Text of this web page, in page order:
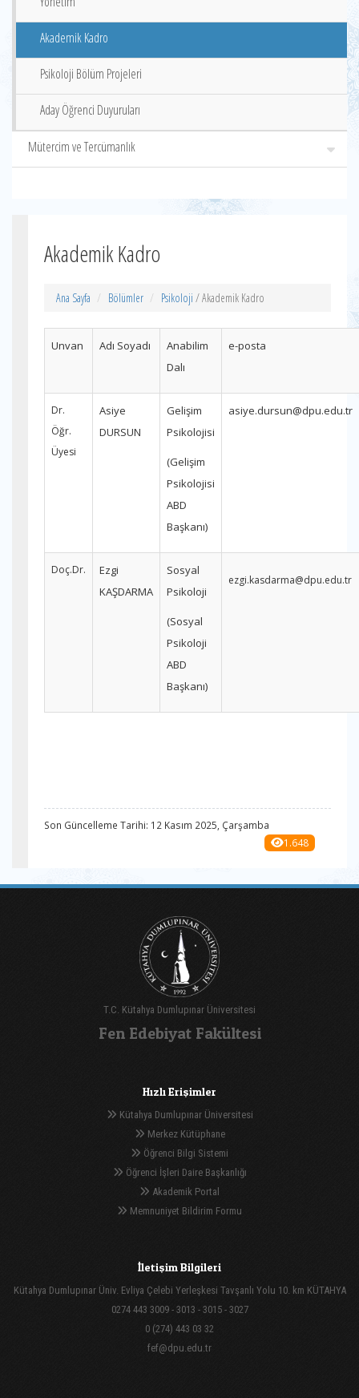
Akademik Kadro
Psikoloji Bölüm Projeleri
Aday Öğrenci Duyuruları
Mütercim ve Tercümanlık
Akademik Kadro
Ana Sayfa Bölümler Psikoloji / Akademik Kadro
Unvan Adı Soyadı
Anabilim
Dalı
e-posta
Dr.
Öğr.
Üyesi
Asiye
DURSUN
Gelişim
Psikolojisi
(Gelişim
Psikolojisi
ABD
Başkanı)
asiye.dursun@dpu.edu.tr
Doç.Dr.
Ezgi
KAŞDARMA
Sosyal
Psikoloji
(Sosyal
Psikoloji
ABD
Başkanı)
ezgi.kasdarma@dpu.edu.tr
Son Güncelleme Tarihi: 12 Kasım 2025, Çarşamba
1.648
T.C. Kütahya Dumlupınar Üniversitesi
Fen Edebiyat Fakültesi
Hızlı Erişimler
Kütahya Dumlupınar Üniversitesi
Merkez Kütüphane
Öğrenci Bilgi Sistemi
Öğrenci İşleri Daire Başkanlığı
Akademik Portal
Memnuniyet Bildirim Formu
İletişim Bilgileri
Kütahya Dumlupınar Üniv. Evliya Çelebi Yerleşkesi Tavşanlı Yolu 10. km KÜTAHYA
0274 443 3009 - 3013 - 3015 - 3027
0 (274) 443 03 32
fef@dpu.edu.tr